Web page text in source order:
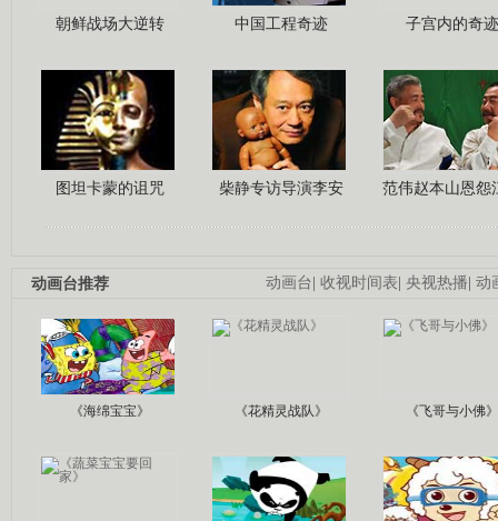
朝鲜战场大逆转 中国工程奇迹 子宫内的奇迹
图坦卡蒙的诅咒 柴静专访导演李安 范伟赵本山恩怨
动画台 收视时间表 央视热播 动
动画台推荐
《海绵宝宝》 《花精灵战队》 《飞哥与小佛》